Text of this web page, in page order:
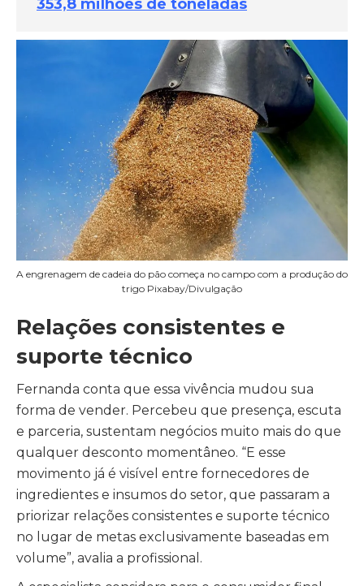
353,8 milhões de toneladas
A engrenagem de cadeia do pão começa no campo com a produção do
trigo Pixabay/Divulgação
Relações consistentes e
suporte técnico
Fernanda conta que essa vivência mudou sua
forma de vender. Percebeu que presença, escuta
e parceria, sustentam negócios muito mais do que
qualquer desconto momentâneo. “E esse
movimento já é visível entre fornecedores de
ingredientes e insumos do setor, que passaram a
priorizar relações consistentes e suporte técnico
no lugar de metas exclusivamente baseadas em
volume”, avalia a profissional.